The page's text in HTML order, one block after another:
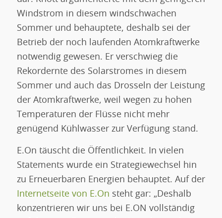
Windstrom in diesem windschwachen
Sommer und behauptete, deshalb sei der
Betrieb der noch laufenden Atomkraftwerke
notwendig gewesen. Er verschwieg die
Rekordernte des Solarstromes in diesem
Sommer und auch das Drosseln der Leistung
der Atomkraftwerke, weil wegen zu hohen
Temperaturen der Flüsse nicht mehr
genügend Kühlwasser zur Verfügung stand.
E.On täuscht die Öffentlichkeit. In vielen
Statements wurde ein Strategiewechsel hin
zu Erneuerbaren Energien behauptet. Auf der
Internetseite von E.On steht gar: „Deshalb
konzentrieren wir uns bei E.ON vollständig